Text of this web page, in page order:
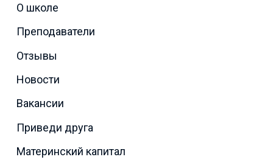
О школе
Преподаватели
Отзывы
Новости
Вакансии
Приведи друга
Материнский капитал